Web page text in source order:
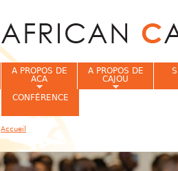
A PROPOS DE
ACA
A PROPOS DE
CAJOU
CONFÉRENCE
Vous êtes ici
Accueil